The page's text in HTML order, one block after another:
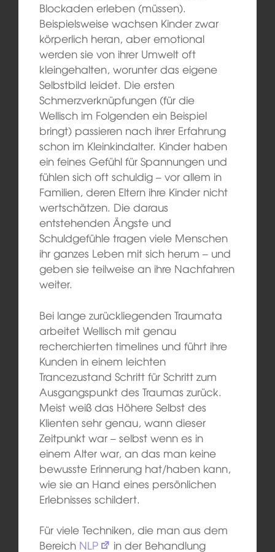
Blockaden erleben (müssen).
Beispielsweise wachsen Kinder zwar
körperlich heran, aber emotional
werden sie von ihrer Umwelt oft
kleingehalten, worunter das eigene
Selbstbild leidet. Die ersten
Schmerzverknüpfungen (für die
Wellisch im Folgenden ein Beispiel
bringt) passieren nach ihrer Erfahrung
schon im Kleinkindalter. Kinder haben
ein feines Gefühl für Spannungen und
fühlen sich oft schuldig – vor allem in
Familien, deren Eltern ihre Kinder nicht
wertschätzen. Die daraus
entstehenden Ängste und
Schuldgefühle tragen viele Menschen
ihr ganzes Leben mit sich herum – und
geben sie teilweise an ihre Nachfahren
weiter.
Bei lange zurückliegenden Traumata
arbeitet Wellisch mit genau
recherchierten timelines und führt ihre
Kunden in einem leichten
Trancezustand Schritt für Schritt zum
Ausgangspunkt des Traumas zurück.
Meist weiß das Höhere Selbst des
Klienten sehr genau, wann dieser
Zeitpunkt war – selbst wenn es in
einem Alter war, an das man keine
bewusste Erinnerung hat/haben kann,
wie sie an Hand eines persönlichen
Erlebnisses schildert.
Für viele Techniken, die man aus dem
Bereich NLP
in der Behandlung